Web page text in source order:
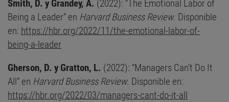
Smith, D. y Grandey, A. (2022): “The Emotional Labor of
Being a Leader” en Harvard Business Review. Disponible
en: https://hbr.org/2022/11/the-emotional-labor-of-
being-a-leader
Gherson, D. y Gratton, L. (2022): “Managers Can’t Do It
All” en Harvard Business Review. Disponible en:
https://hbr.org/2022/03/managers-cant-do-it-all